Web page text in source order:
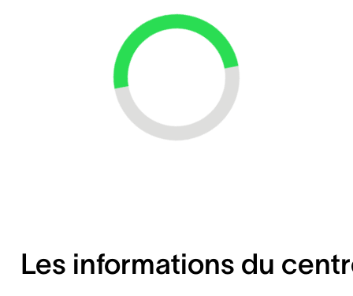
Loading...
Les informations du